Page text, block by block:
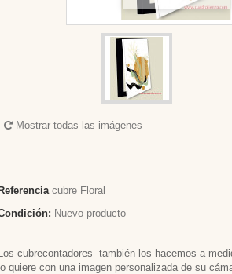
Mostrar todas las imágenes
cubre Floral
Nuevo producto
cubrecontadores también los hacemos a
quiere con una imagen personalizada de su